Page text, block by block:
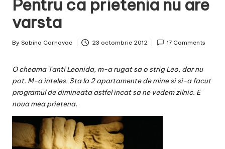
C
o
r
n
o
v
a
c
-
Pentru ca prietenia nu are
varsta
Posted
By Sabina Cornovac 23 octombrie 2012 17 Comments
O cheama Tanti Leonida, m-a rugat sa o strig Leo, dar nu
pot. M-a inteles. Sta la 2 apartamente de mine si si-a facut
programul de dimineata astfel incat sa ne vedem zilnic. E
noua mea prietena.